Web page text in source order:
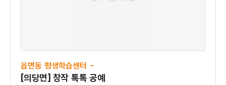
읍면동 평생학습센터 -
[의당면] 창작 톡톡 공예